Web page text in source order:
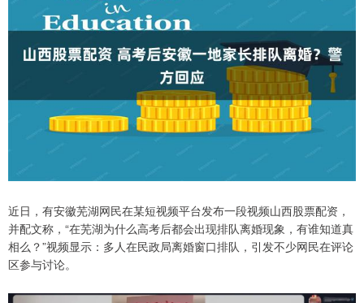
近日，有安徽芜湖网民在某短视频平台发布一段视频山西股票配资，
并配文称，“在芜湖为什么高考后都会出现排队离婚现象，有谁知道真
相么？”视频显示：多人在民政局离婚窗口排队，引发不少网民在评论
区参与讨论。